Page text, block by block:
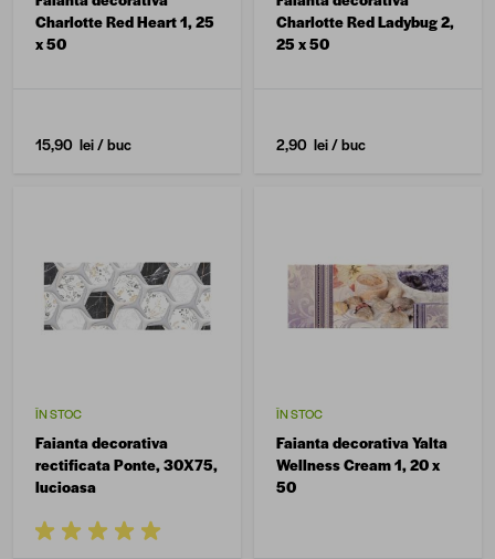
Charlotte Red Heart 1, 25
x 50
15,90 lei/ buc
Charlotte Red Ladybug 2,
25 x 50
2,90 lei/ buc
ÎN STOC
Faianta decorativa
rectificata Ponte, 30X75,
lucioasa
ÎN STOC
Faianta decorativa Yalta
Wellness Cream 1, 20 x
50